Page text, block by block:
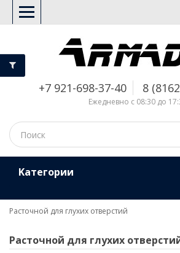
+7 921-698-37-40 8
Ежедневно с 08:30 до
Kатегории
Расточной для глухих отверстий
Расточной для глухих